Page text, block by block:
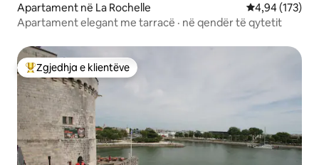
Apartament në La Rochelle Vlerësimi
4,94 (173)
Apartament elegant me tarracë · në qendër të qytetit
Më të mirat e zgjedhjeve të klientëve
Zgjedhja e klientëve